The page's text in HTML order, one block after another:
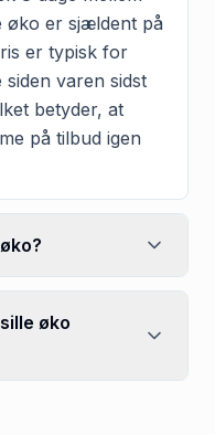
øko er sjældent på
er typisk for
varen sidst
betyder, at
på tilbud igen
øko